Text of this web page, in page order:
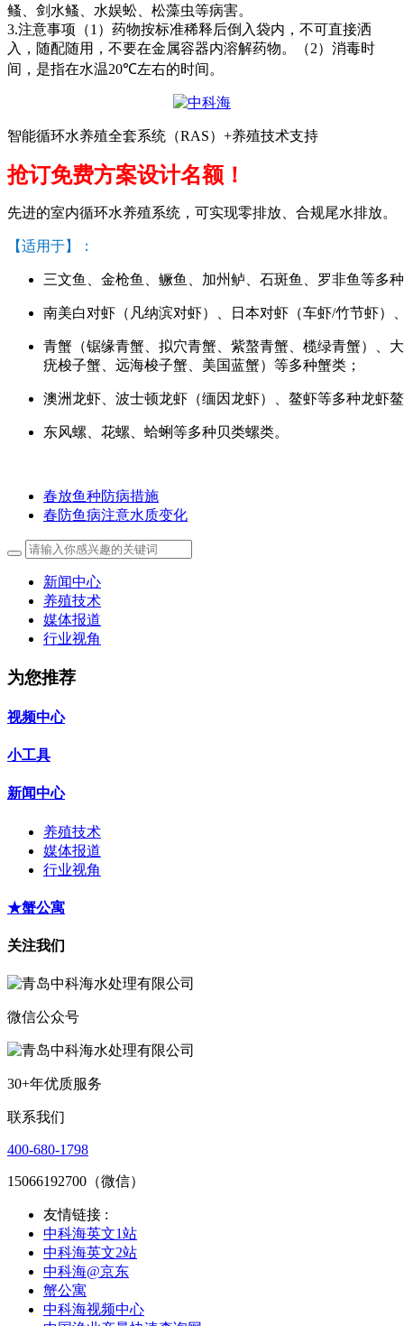
鳋、剑水鳋、水娱蚣、松藻虫等病害。
3.注意事项（1 ）药物按标准稀释后倒入袋内，不可直接洒
入，随配随用，不要在金属容器内溶解药物。（2）消毒时
间，是指在水温20℃左右的时间。
智能循环水养殖全套系统（RAS）+养殖技术支持
抢订免费方案设计名额！
先进的室内循环水养殖系统，可实现零排放、合规尾水排放。
【适用于】：
三文鱼、金枪鱼、鳜鱼、加州鲈、石斑鱼、罗非鱼等多
南美白对虾（凡纳滨对虾）、日本对虾（车虾/竹节虾）
青蟹（锯缘青蟹、拟穴青蟹、紫螯青蟹、榄绿青蟹）、
疣梭子蟹、远海梭子蟹、美国蓝蟹）等多种蟹类；
澳洲龙虾、波士顿龙虾（缅因龙虾）、鳌虾等多种龙虾
东风螺、花螺、蛤蜊等多种贝类螺类。
春放鱼种防病措施
春防鱼病注意水质变化
新闻中心
养殖技术
媒体报道
行业视角
为您推荐
视频中心
小工具
新闻中心
养殖技术
媒体报道
行业视角
★蟹公寓
关注我们
微信公众号
30+年优质服务
联系我们
400-680-1798
15066192700（微信）
友情链接 :
中科海英文1站
中科海英文2站
中科海@京东
蟹公寓
中科海视频中心